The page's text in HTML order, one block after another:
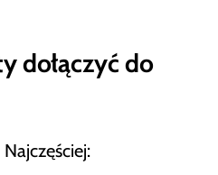
dołączyć do